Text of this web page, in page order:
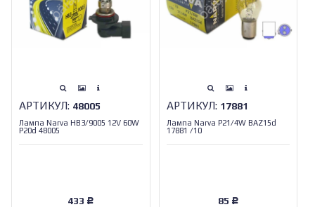
АРТИКУЛ: 48005
Лампа Narva HB3/9005 12V 60W
P20d 48005
433 Р
АРТИКУЛ: 17881
Лампа Narva P21/4W BAZ15d
17881 /10
85 Р